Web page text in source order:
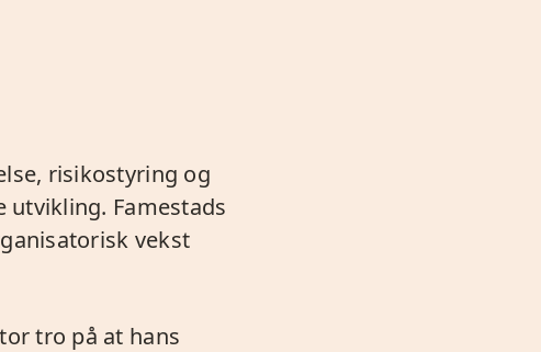
risikostyring og
Famestads
vekst
tro på at hans